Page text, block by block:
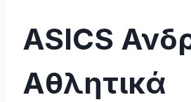
ASICS
Αθλητικά